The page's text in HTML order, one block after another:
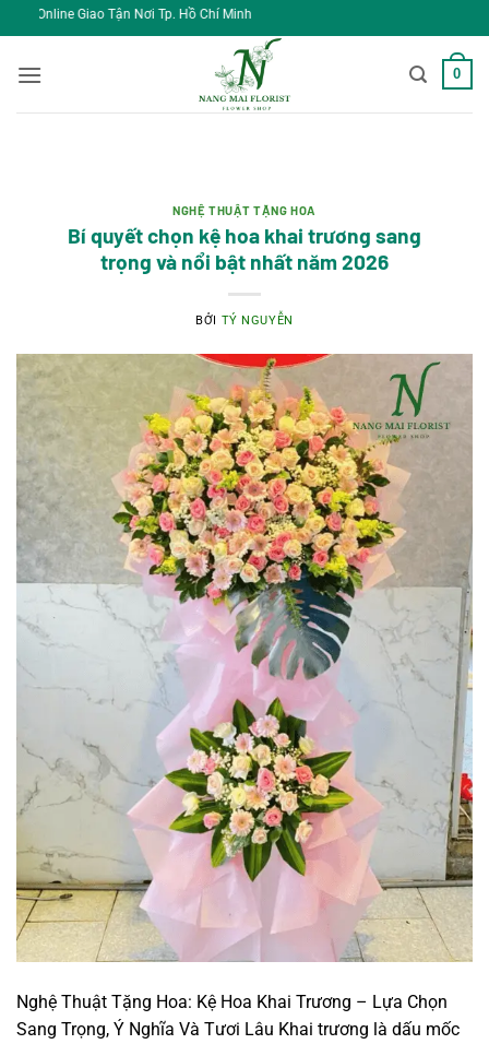
qua
nội
Nơi Tp. Hồ Chí Minh
0
NGHỆ THUẬT TẶNG HOA
Bí quyết chọn kệ hoa khai trương sang
trọng và nổi bật nhất năm 2026
BỞI TÝ NGUYỄN
Nghệ Thuật Tặng Hoa: Kệ Hoa Khai Trương – Lựa Chọn
Sang Trọng, Ý Nghĩa Và Tươi Lâu Khai trương là dấu mốc